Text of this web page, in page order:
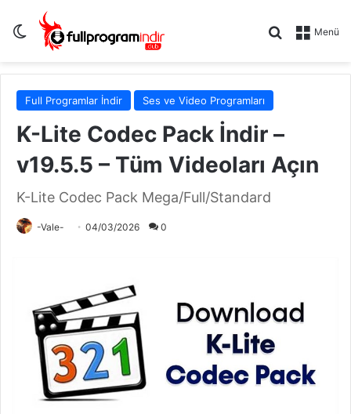
Dış görünümü değiştir Menü
Arama yap
Full Programlar İndir Ses ve Video Programları
K-Lite Codec Pack İndir –
v19.5.5 – Tüm Videoları Açın
K-Lite Codec Pack Mega/Full/Standard
-Vale- 04/03/2026 0